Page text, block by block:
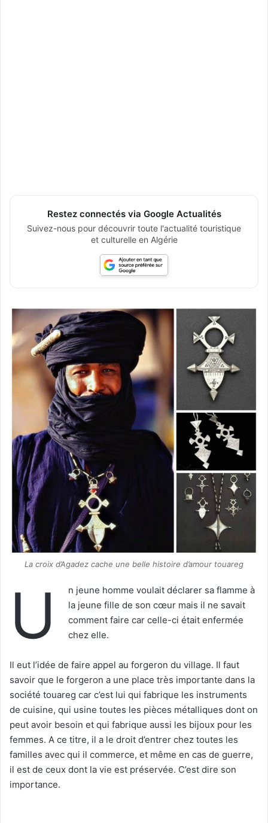
Restez connectés via Google Actualités
Suivez-nous pour découvrir toute l'actualité touristique
et culturelle en Algérie
La croix d’Agadez cache une belle histoire d’amour touareg
U
n jeune homme voulait déclarer sa flamme à
la jeune fille de son cœur mais il ne savait
comment faire car celle-ci était enfermée
chez elle.
Il eut l’idée de faire appel au forgeron du village. Il faut
savoir que le forgeron a une place très importante dans la
société touareg car c’est lui qui fabrique les instruments
de cuisine, qui usine toutes les pièces métalliques dont on
peut avoir besoin et qui fabrique aussi les bijoux pour les
femmes. A ce titre, il a le droit d’entrer chez toutes les
familles avec qui il commerce, et même en cas de guerre,
il est de ceux dont la vie est préservée. C’est dire son
importance.